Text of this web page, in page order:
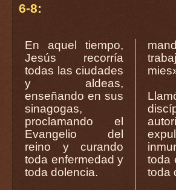
6-8:
En aquel tiempo,
Jesús recorría
todas las ciudades
y aldeas,
enseñando en sus
sinagogas,
proclamando el
Evangelio del
reino y curando
toda enfermedad y
toda dolencia.
toda
toda